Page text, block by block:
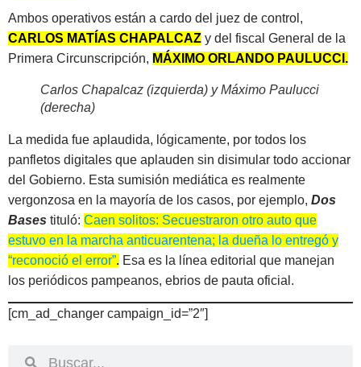
Ambos operativos están a cardo del juez de control,
CARLOS MATÍAS CHAPALCAZ y del fiscal General de la
Primera Circunscripción, MÁXIMO ORLANDO PAULUCCI.
Carlos Chapalcaz (izquierda) y Máximo Paulucci
(derecha)
La medida fue aplaudida, lógicamente, por todos los
panfletos digitales que aplauden sin disimular todo accionar
del Gobierno. Esta sumisión mediática es realmente
vergonzosa en la mayoría de los casos, por ejemplo, Dos
Bases tituló: Caen solitos: Secuestraron otro auto que
estuvo en la marcha anticuarentena; la dueña lo entregó y
“reconoció el error”. Esa es la línea editorial que manejan
los periódicos pampeanos, ebrios de pauta oficial.
[cm_ad_changer campaign_id=”2″]